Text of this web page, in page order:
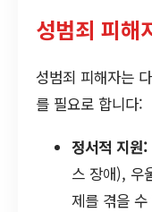
성범죄 피해
성범죄 피해자는
를 필요로 합니다:
정서적 지원:
스 장애), 우
제를 겪을